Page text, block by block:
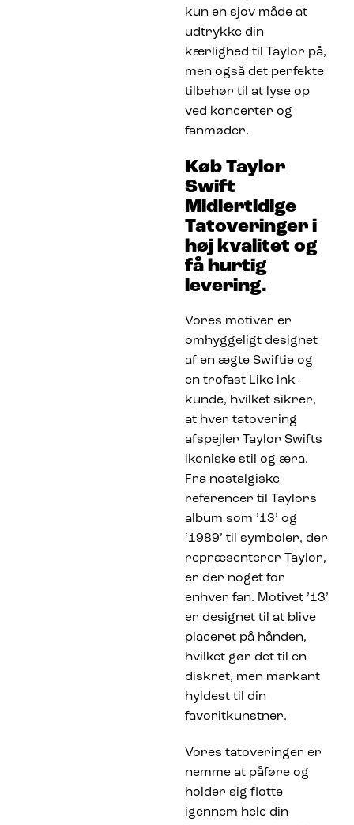
kun en sjov måde at
udtrykke din
kærlighed til Taylor på,
men også det perfekte
tilbehør til at lyse op
ved koncerter og
fanmøder.
Køb Taylor
Swift
Midlertidige
Tatoveringer i
høj kvalitet og
få hurtig
levering.
Vores motiver er
omhyggeligt designet
af en ægte Swiftie og
en trofast Like ink-
kunde, hvilket sikrer,
at hver tatovering
afspejler Taylor Swifts
ikoniske stil og æra.
Fra nostalgiske
referencer til Taylors
album som ’13’ og
‘1989’ til symboler, der
repræsenterer Taylor,
er der noget for
enhver fan. Motivet ’13’
er designet til at blive
placeret på hånden,
hvilket gør det til en
diskret, men markant
hyldest til din
favoritkunstner.
Vores tatoveringer er
nemme at påføre og
holder sig flotte
igennem hele din